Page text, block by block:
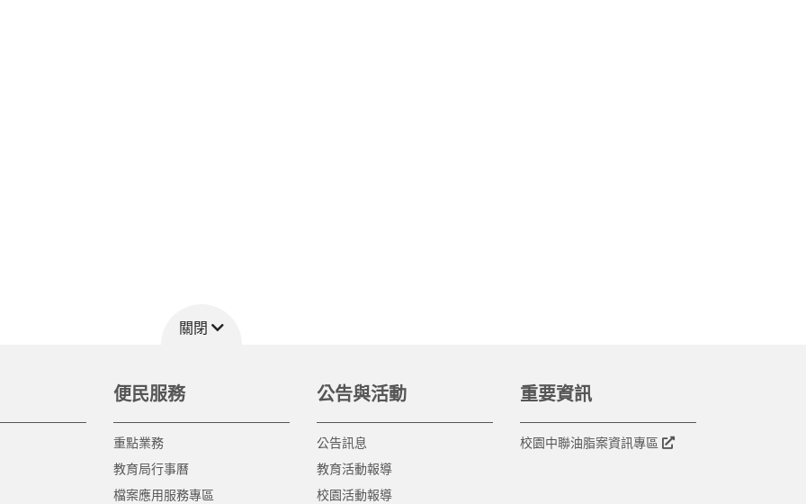
關閉
便民服務
重點業務
教育局行事曆
檔案應用服務專區
公告與活動
公告訊息
教育活動報導
校園活動報導
重要資訊
校園中聯油脂案資訊專區